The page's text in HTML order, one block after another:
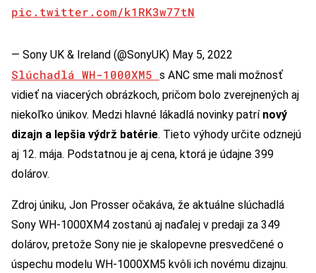
pic.twitter.com/k1RK3w77tN
— Sony UK & Ireland (@SonyUK) May 5, 2022
Slúchadlá WH-1000XM5 s ANC sme mali možnosť
vidieť na viacerých obrázkoch, pričom bolo zverejnených aj
niekoľko únikov. Medzi hlavné lákadlá novinky patrí nový
dizajn a lepšia výdrž batérie. Tieto výhody určite odznejú
aj 12. mája. Podstatnou je aj cena, ktorá je údajne 399
dolárov.
Zdroj úniku, Jon Prosser očakáva, že aktuálne slúchadlá
Sony WH-1000XM4 zostanú aj naďalej v predaji za 349
dolárov, pretože Sony nie je skalopevne presvedčené o
úspechu modelu WH-1000XM5 kvôli ich novému dizajnu.